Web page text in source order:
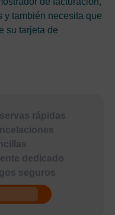
y también necesita que
su tarjeta de
rápidas
dedicado
seguros